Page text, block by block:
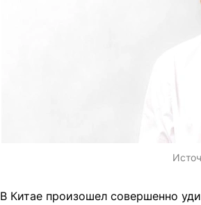
В Китае произошел совершенно